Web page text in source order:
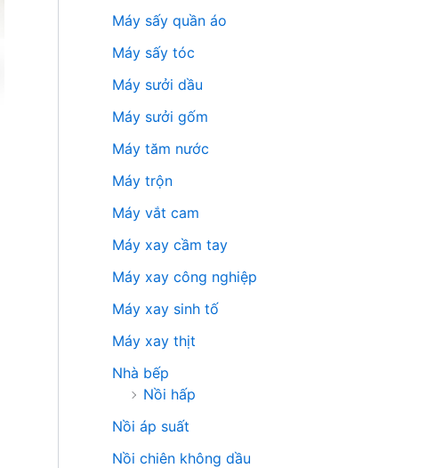
Máy sấy quần áo
Máy sấy tóc
Máy sưởi dầu
Máy sưởi gốm
Máy tăm nước
Máy trộn
Máy vắt cam
Máy xay cầm tay
Máy xay công nghiệp
Máy xay sinh tố
Máy xay thịt
Nhà bếp
Nồi hấp
Nồi áp suất
Nồi chiên không dầu